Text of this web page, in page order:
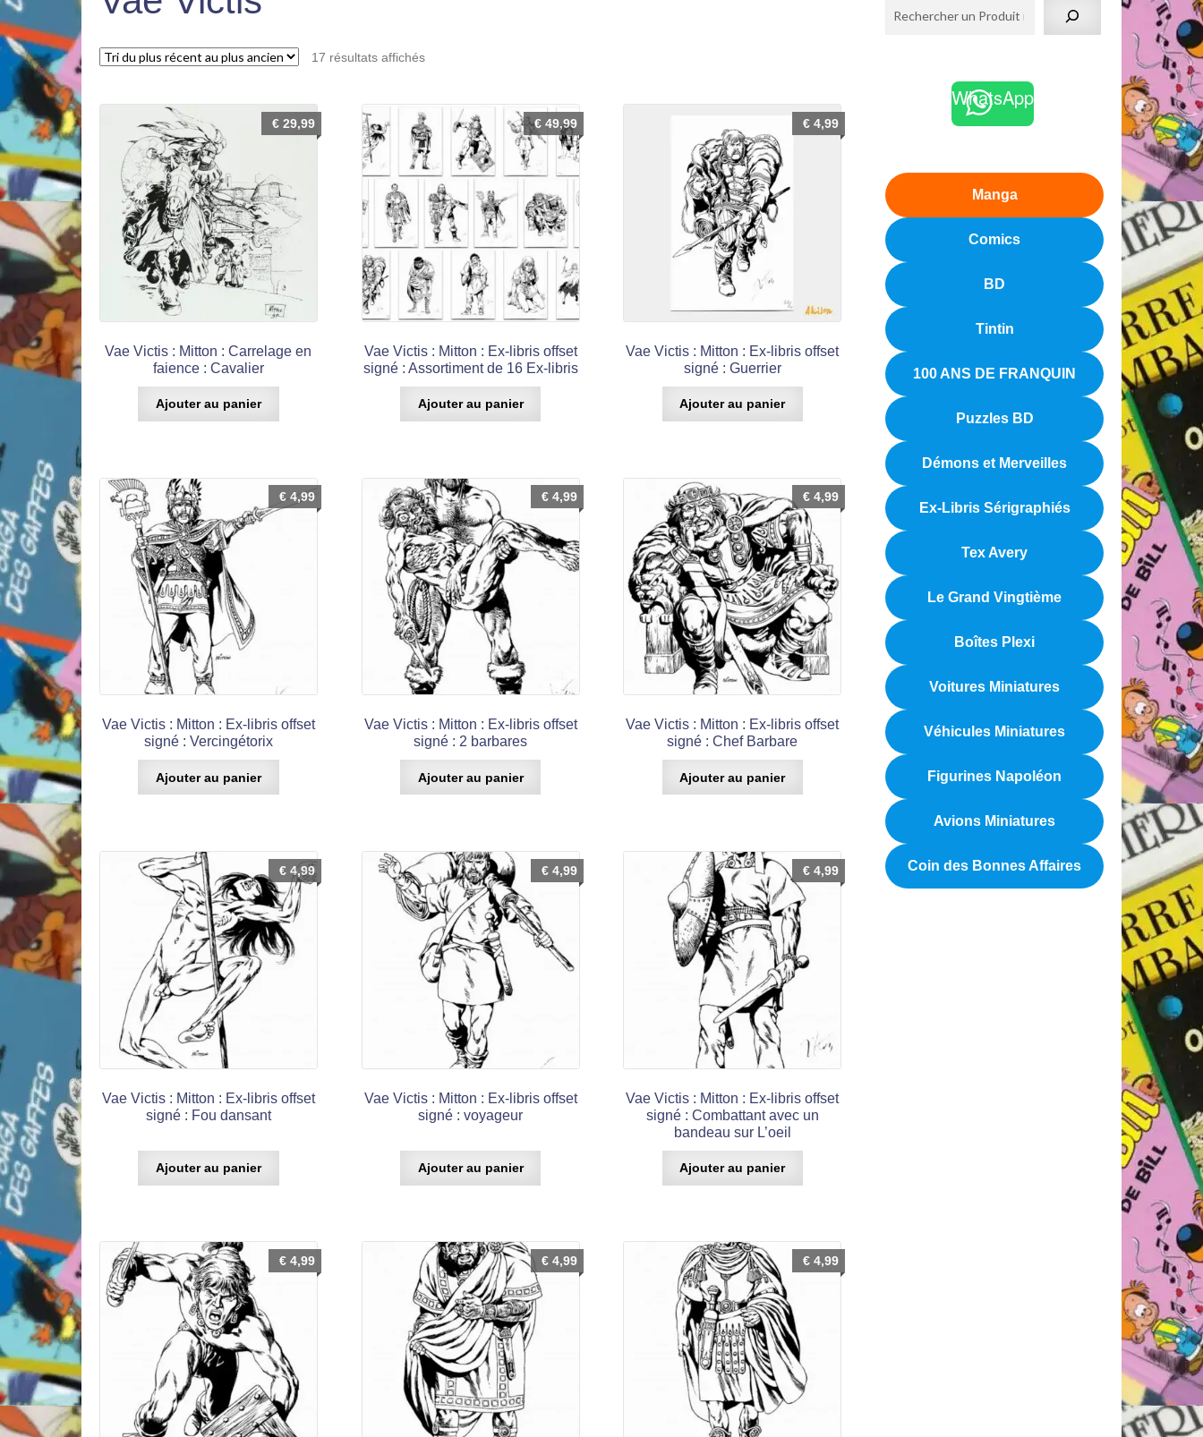
17 résultats affichésTrié
récent
au
plus
ancien
Vae Victis : Mitton : Carrelage en
faience : Cavalier
€29,99
Ajouter au panier
Vae Victis : Mitton : Ex-libris offset
signé : Assortiment de 16 Ex-libris
€49,99
Ajouter au panier
Vae Victis : Mitton : Ex-libris offset
signé : Guerrier
€ 4,99
Ajouter au panier
Vae Victis : Mitton : Ex-libris offset
signé : Vercingétorix
€4,99
Ajouter au panier
Vae Victis : Mitton : Ex-libris offset
signé : 2 barbares
€4,99
Ajouter au panier
Vae Victis : Mitton : Ex-libris offset
signé : Chef Barbare
€ 4,99
Ajouter au panier
Vae Victis : Mitton : Ex-libris offset
signé : Fou dansant
€4,99
Ajouter au panier
Vae Victis : Mitton : Ex-libris offset
signé : voyageur
€4,99
Ajouter au panier
Vae Victis : Mitton : Ex-libris offset
signé : Combattant avec un
bandeau sur L’oeil
€ 4,99
Ajouter au panier
€4,99 €4,99 € 4,99
WhatsApp
Manga
Comics
BD
Tintin
100 ANS DE FRANQUIN
Puzzles BD
Démons et Merveilles
Ex-Libris Sérigraphiés
Tex Avery
Le Grand Vingtième
Boîtes Plexi
Voitures Miniatures
Véhicules Miniatures
Figurines Napoléon
Avions Miniatures
Coin des Bonnes Affaires